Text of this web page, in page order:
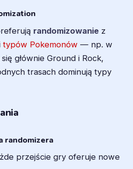
randomizowanie z
typów Pokemonów — np. w
głównie Ground i Rock,
trasach dominują typy
randomizera
przejście gry oferuje nowe